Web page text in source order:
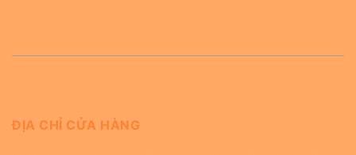
ĐỊA CHỈ CỬA HÀNG